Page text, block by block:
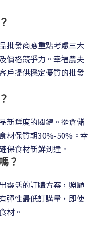
批發商應重點考慮三大
價格競爭力。幸福農夫
戶提供穩定優質的批發
新鮮度的關鍵。從倉儲
材保質期30%-50%。幸
保食材新鮮到達。
？
靈活的訂購方案，照顧
彈性最低訂購量，即使
材。